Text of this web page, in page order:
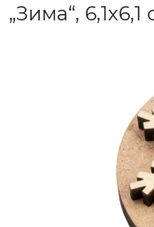
„Зима“,